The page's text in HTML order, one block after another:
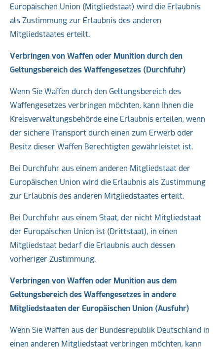
Europäischen Union (Mitgliedstaat) wird die Erlaubnis
als Zustimmung zur Erlaubnis des anderen
Mitgliedstaates erteilt.
Verbringen von Waffen oder Munition durch den
Geltungsbereich des Waffengesetzes (Durchfuhr)
Wenn Sie Waffen durch den Geltungsbereich des
Waffengesetzes verbringen möchten, kann Ihnen die
Kreisverwaltungsbehörde eine Erlaubnis erteilen, wenn
der sichere Transport durch einen zum Erwerb oder
Besitz dieser Waffen Berechtigten gewährleistet ist.
Bei Durchfuhr aus einem anderen Mitgliedstaat der
Europäischen Union wird die Erlaubnis als Zustimmung
zur Erlaubnis des anderen Mitgliedstaates erteilt.
Bei Durchfuhr aus einem Staat, der nicht Mitgliedstaat
der Europäischen Union ist (Drittstaat), in einen
Mitgliedstaat bedarf die Erlaubnis auch dessen
vorheriger Zustimmung.
Verbringen von Waffen oder Munition aus dem
Geltungsbereich des Waffengesetzes in andere
Mitgliedstaaten der Europäischen Union (Ausfuhr)
Wenn Sie Waffen aus der Bundesrepublik Deutschland in
einen anderen Mitgliedstaat verbringen möchten, kann